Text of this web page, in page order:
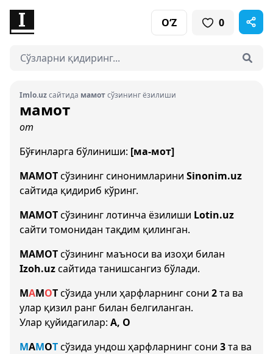
O‘Z 0
Imlo.uzсайтида мамотсўзининг ёзилиши
мамот
от
Бўғинларга бўлиниши: [ма-мот]
МАМОТсўзининг синонимларини Sinonim.uz
сайтида қидириб кўринг.
MAMOTсўзининг лотинча ёзилиши Lotin.uz
сайти томонидан тақдим қилинган.
МАМОТсўзининг маъноси ва изоҳи билан
Izoh.uzсайтида танишсангиз бўлади.
МАМОТсўзида унли ҳарфларнинг сони 2та ва
улар қизил ранг билан белгиланган.
Улар қуйидагилар: А, О
МАМОТсўзида ундош ҳарфларнинг сони 3та ва